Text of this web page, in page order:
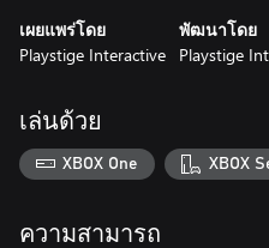
disposal. Place your camera
locations around the deserted
camera feeds, observe and
*Use your spirit box to unearth
cryptic dungeons beneath the
เผยแพร่โดย
Playstige Interactive
พัฒนาโดย
Playstige
เล่นด้วย
XBOX One XBOX
ความสามารถ